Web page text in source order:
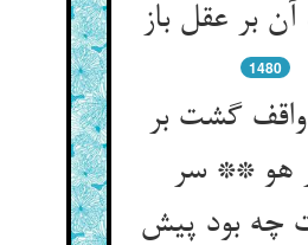
بر عقل باز
1480
گشت بر
هو ** سر
چه بود پیش